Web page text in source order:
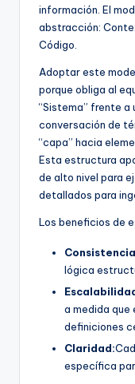
información. El
abstracción:
Código.
Adoptar este
porque obliga al
“Sistema” frente a
conversación de
“capa” hacia
Esta estructura
de alto nivel para
detallados para
Los beneficios de
lógica
a medida que
definiciones
Claridad:
específica